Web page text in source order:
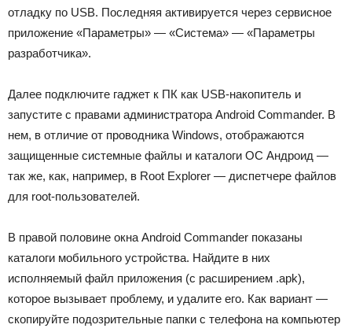
отладку по USB. Последняя активируется через сервисное
приложение «Параметры» — «Система» — «Параметры
разработчика».
Далее подключите гаджет к ПК как USB-накопитель и
запустите с правами администратора Android Commander. В
нем, в отличие от проводника Windows, отображаются
защищенные системные файлы и каталоги ОС Андроид —
так же, как, например, в Root Explorer — диспетчере файлов
для root-пользователей.
В правой половине окна Android Commander показаны
каталоги мобильного устройства. Найдите в них
исполняемый файл приложения (с расширением .apk),
которое вызывает проблему, и удалите его. Как вариант —
скопируйте подозрительные папки с телефона на компьютер